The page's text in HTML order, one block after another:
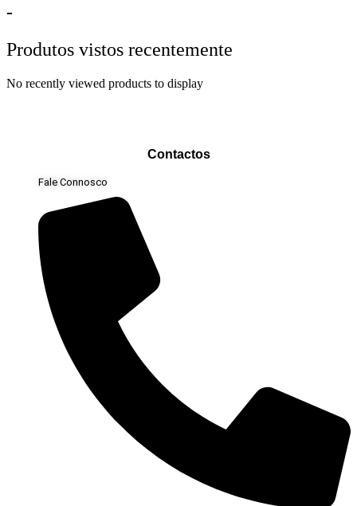
-
Produtos vistos recentemente
No recently viewed products to display
Contactos
Fale Connosco